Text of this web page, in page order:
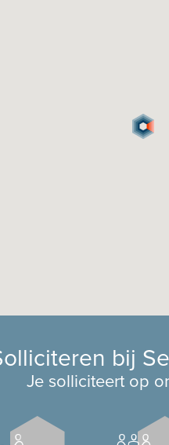
bij
Je solliciteert op